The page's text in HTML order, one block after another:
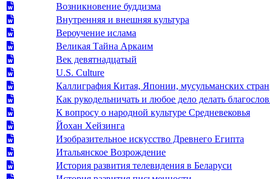
Возникновение буддизма
Внутренняя и внешняя культура
Вероучение ислама
Великая Тайна Аркаим
Век девятнадцатый
U.S. Culture
Каллиграфия Китая, Японии, мусульманских стран
Как рукодельничать и любое дело делать
К вопросу о народной культуре Средневековья
Йохан Хейзинга
Изобразительное искусство Древнего Египта
Итальянское Возрождение
История развития телевидения в Беларуси